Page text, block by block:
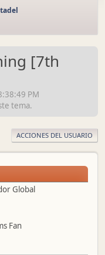
[7th
PM
tema.
ACCIONES DEL USUARIO
Global